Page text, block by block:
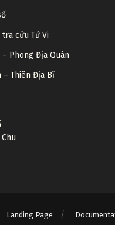
tra cứu Tử Vi
Phong Địa Quán
– Thiên Địa Bĩ
Landing Page